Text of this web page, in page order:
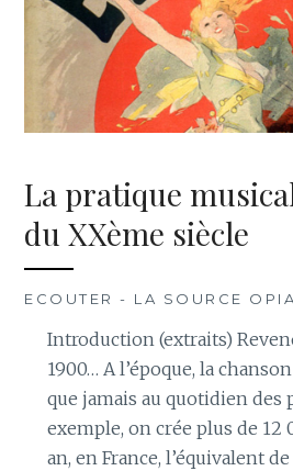
La pratique
du XXème siècle
ECOUTER - LA SOURCE
Introduction (extraits)
1900… A l’époque, la
que jamais au quotidien des
exemple, on crée plus de 12
an, en France, l’équivalent